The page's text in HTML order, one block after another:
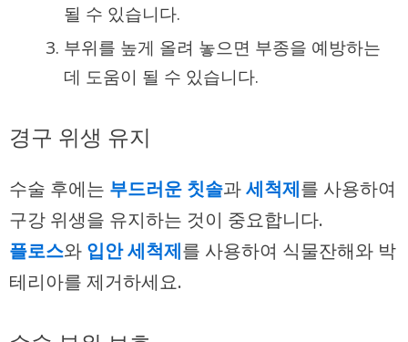
될 수 있습니다.
부위를 높게 올려 놓으면 부종을 예방하는
데 도움이 될 수 있습니다.
경구 위생 유지
수술 후에는 부드러운 칫솔과세척제를 사용하여
구강 위생을 유지하는 것이 중요합니다.
플로스와 입안 세척제를 사용하여 식물잔해와 박
테리아를 제거하세요.